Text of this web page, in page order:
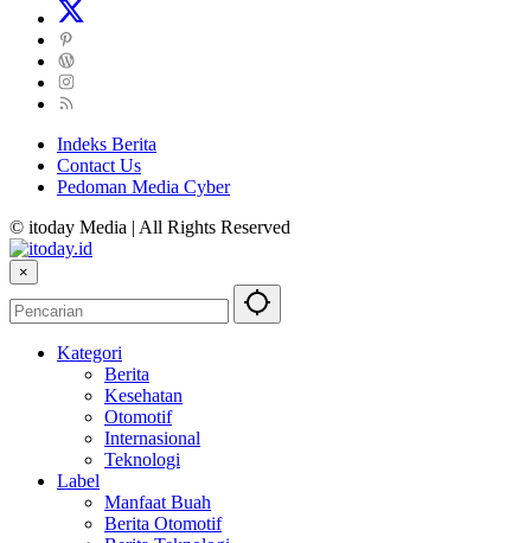
Indeks Berita
Contact Us
Pedoman Media Cyber
© itoday Media | All Rights Reserved
×
Kategori
Berita
Kesehatan
Otomotif
Internasional
Teknologi
Label
Manfaat Buah
Berita Otomotif